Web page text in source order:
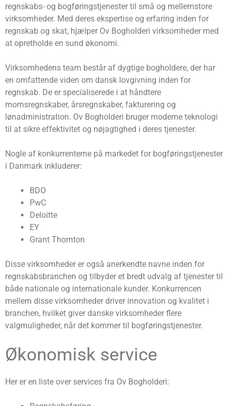
regnskabs- og bogføringstjenester til små og mellemstore
virksomheder. Med deres ekspertise og erfaring inden for
regnskab og skat, hjælper Ov Bogholderi virksomheder med
at opretholde en sund økonomi.
Virksomhedens team består af dygtige bogholdere, der har
en omfattende viden om dansk lovgivning inden for
regnskab. De er specialiserede i at håndtere
momsregnskaber, årsregnskaber, fakturering og
lønadministration. Ov Bogholderi bruger moderne teknologi
til at sikre effektivitet og nøjagtighed i deres tjenester.
Nogle af konkurrenterne på markedet for bogføringstjenester
i Danmark inkluderer:
BDO
PwC
Deloitte
EY
Grant Thornton
Disse virksomheder er også anerkendte navne inden for
regnskabsbranchen og tilbyder et bredt udvalg af tjenester til
både nationale og internationale kunder. Konkurrencen
mellem disse virksomheder driver innovation og kvalitet i
branchen, hvilket giver danske virksomheder flere
valgmuligheder, når det kommer til bogføringstjenester.
Økonomisk service
Her er en liste over services fra Ov Bogholderi: